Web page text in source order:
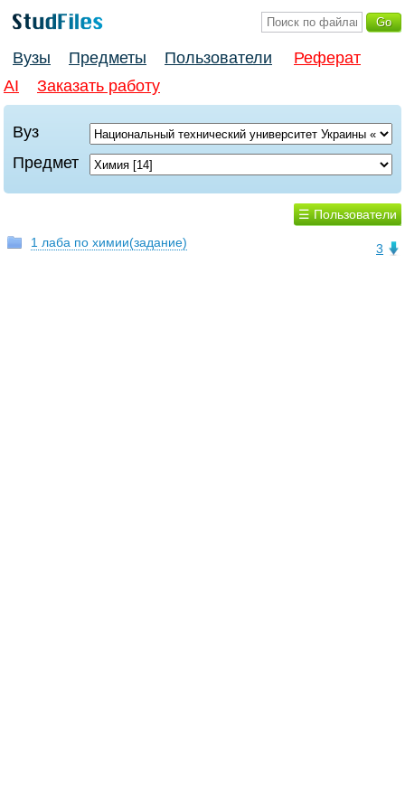
Вузы Предметы Пользователи
Реферат
AI
Заказать работу
Вуз
Предмет
☰ Пользователи
3
1 лаба по химии(задание)